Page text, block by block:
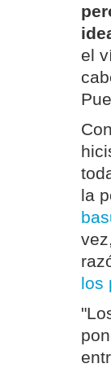
el
la
los